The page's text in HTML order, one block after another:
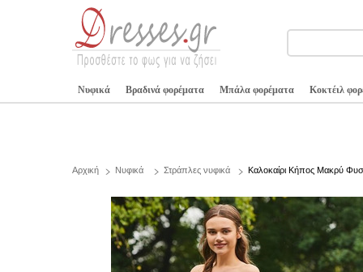
Νυφικά Βραδινά φορέματα Μπάλα φορέματα Κοκτέιλ
Αρχική Νυφικά Στράπλες νυφικά Καλοκαίρι Κήπος Μακρύ